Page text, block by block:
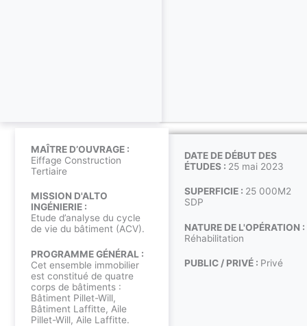
DATE DE DÉBUT DES
ÉTUDES : 25 mai 2023
SUPERFICIE : 25 000M2
SDP
NATURE DE L'OPÉRATION :
Réhabilitation
PUBLIC / PRIVÉ : Privé
MAÎTRE D’OUVRAGE :
Eiffage Construction
Tertiaire
MISSION D'ALTO
INGÉNIERIE :
Etude d’analyse du cycle
de vie du bâtiment (ACV).
PROGRAMME GÉNÉRAL :
Cet ensemble immobilier
est constitué de quatre
corps de bâtiments :
Bâtiment Pillet-Will,
Bâtiment Laffitte, Aile
Pillet-Will, Aile Laffitte.